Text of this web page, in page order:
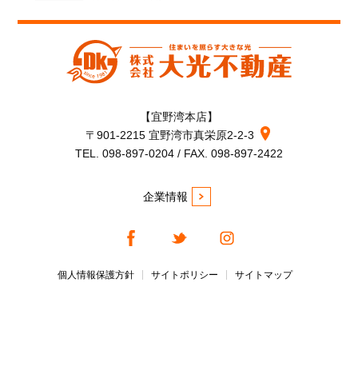
【宜野湾本店】
〒901-2215 宜野湾市真栄原2-2-3
TEL. 098-897-0204 / FAX. 098-897-2422
企業情報
個人情報保護方針 サイトポリシー サイトマップ